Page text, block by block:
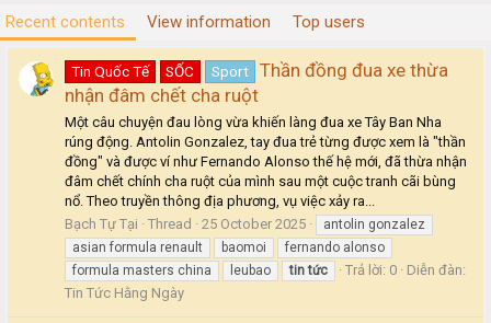
Recent contents View information Top users
Tin Quốc Tế SỐC Sport
Thần đồng đua xe thừa
nhận đâm chết cha ruột
Một câu chuyện đau lòng vừa khiến làng đua xe Tây Ban Nha
rúng động. Antolin Gonzalez, tay đua trẻ từng được xem là "thần
đồng" và được ví như Fernando Alonso thế hệ mới, đã thừa nhận
đâm chết chính cha ruột của mình sau một cuộc tranh cãi bùng
nổ. Theo truyền thông địa phương, vụ việc xảy ra...
Bạch Tự Tại
Thread 25 October 2025
antolin gonzalez
asian formula renault
baomoi
fernando alonso
formula masters china
leubao tin tức Trả lời: 0
Diễn đàn:
Tin Tức Hằng Ngày